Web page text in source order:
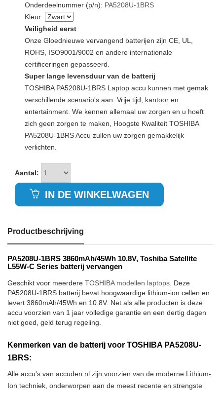
Onderdeelnummer (p/n): PA5208U-1BRS
Kleur:
Veiligheid eerst
Onze Gloednieuwe vervangend batterijen zijn CE, UL,
ROHS, ISO9001/9002 en andere internationale
certificeringen gepasseerd.
Super lange levensduur van de batterij
TOSHIBA PA5208U-1BRS Laptop accu kunnen met gemak
verschillende scenario's aan: Vrije tijd, kantoor en
entertainment. We kennen allemaal uw zorgen en u hoeft
zich geen zorgen te maken, Hoogste Kwaliteit TOSHIBA
PA5208U-1BRS Accu zullen uw zorgen gemakkelijk
verlichten.
Aantal:
IN DE WINKELWAGEN
Productbeschrijving
PA5208U-1BRS 3860mAh/45Wh 10.8V, Toshiba Satellite
L55W-C Series batterij vervangen
Geschikt voor meerdere TOSHIBA modellen laptops . Deze
PA5208U-1BRS batterij bevat hoogwaardige lithium-ion cellen en
levert 3860mAh/45Wh en 10.8V. Net als alle producten is deze
accu voorzien van 1 jaar volledige garantie en een dertig dagen
niet goed, geld terug regeling.
Kenmerken van de batterij voor TOSHIBA PA5208U-
1BRS:
Alle accu's van accuden.nl zijn voorzien van de moderne Lithium-
Ion techniek, onderworpen aan de meest recente en strengste